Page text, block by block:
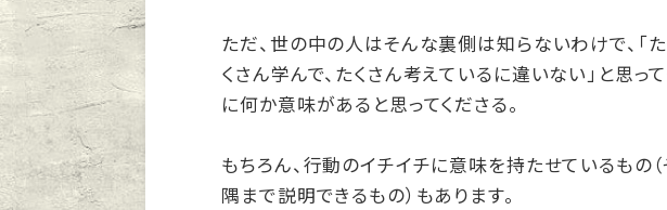
ただ、世の中の人はそんな裏側は知らないわけで、「
くさん学んで、たくさん考えているに違いない」と思っ
に何か意味があると思ってくださる。
もちろん、行動のイチイチに意味を持たせているもの
隅まで説明できるもの）もあります。